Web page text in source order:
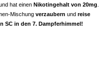
hat einen Nikotingehalt von 20mg
Mischung verzaubern und reise
SC in den 7. Dampferhimmel!